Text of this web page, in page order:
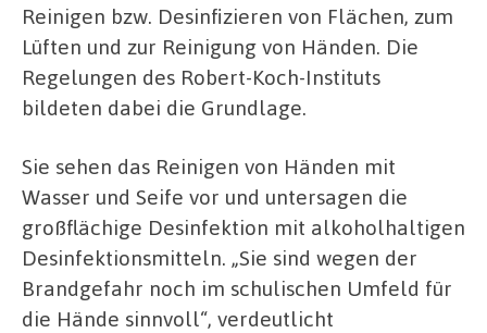
Reinigen bzw. Desinfizieren von Flächen, zum
Lüften und zur Reinigung von Händen. Die
Regelungen des Robert-Koch-Instituts
bildeten dabei die Grundlage.
Sie sehen das Reinigen von Händen mit
Wasser und Seife vor und untersagen die
großflächige Desinfektion mit alkoholhaltigen
Desinfektionsmitteln. „Sie sind wegen der
Brandgefahr noch im schulischen Umfeld für
die Hände sinnvoll“, verdeutlicht